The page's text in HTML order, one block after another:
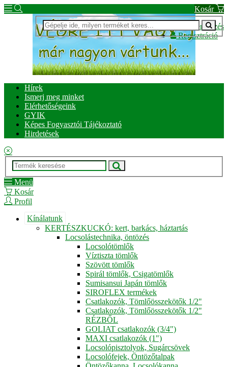
Kosár
Bejelentkezés
Regisztráció
Hírek
Ismerj meg minket
Elérhetőségeink
GYIK
Képes Fogyasztói Tájékoztató
Hirdetések
Menü
Kosár
Profil
Kínálatunk
KERTÉSZKUCKÓ: kert, barkács, háztartás
Locsolástechnika, öntözés
Locsolótömlők
Víztiszta tömlők
Szövött tömlők
Spirál tömlők, Csigatömlők
Sumisansui Japán tömlők
SIROFLEX termékek
Csatlakozók, Tömlőösszekötők 1/2"
Csatlakozók, Tömlőösszekötők 1/2"
RÉZBŐL
GOLIAT csatlakozók (3/4")
MAXI csatlakozók (1")
Locsolópisztolyok, Sugárcsövek
Locsolófejek, Öntözőtalpak